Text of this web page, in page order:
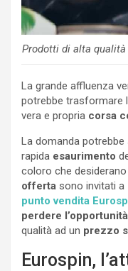
Prodotti di alta qualità
La grande affluenza
potrebbe trasformare
vera e propria corsa
La domanda potrebbe
rapida esaurimento
coloro che
offerta sono invitati a
punto vendita
perdere l’opportunità
qualità ad un prezzo
Eurospin,